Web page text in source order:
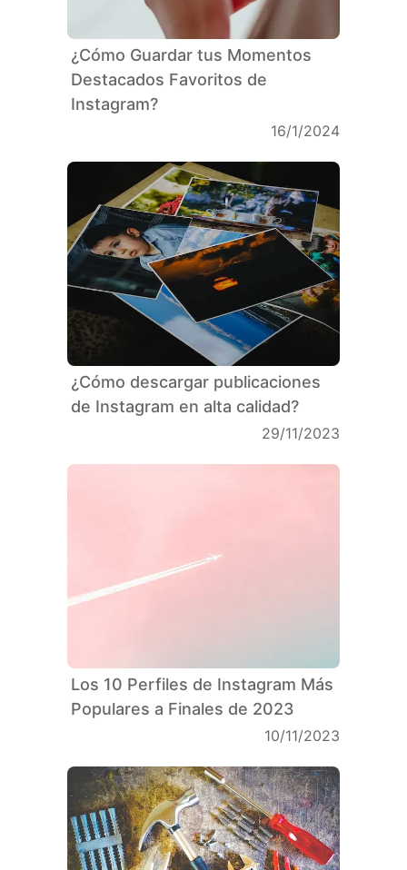
¿Cómo Guardar tus Momentos
Destacados Favoritos de
Instagram?
16/1/2024
¿Cómo descargar publicaciones
de Instagram en alta calidad?
29/11/2023
Los 10 Perfiles de Instagram Más
Populares a Finales de 2023
10/11/2023